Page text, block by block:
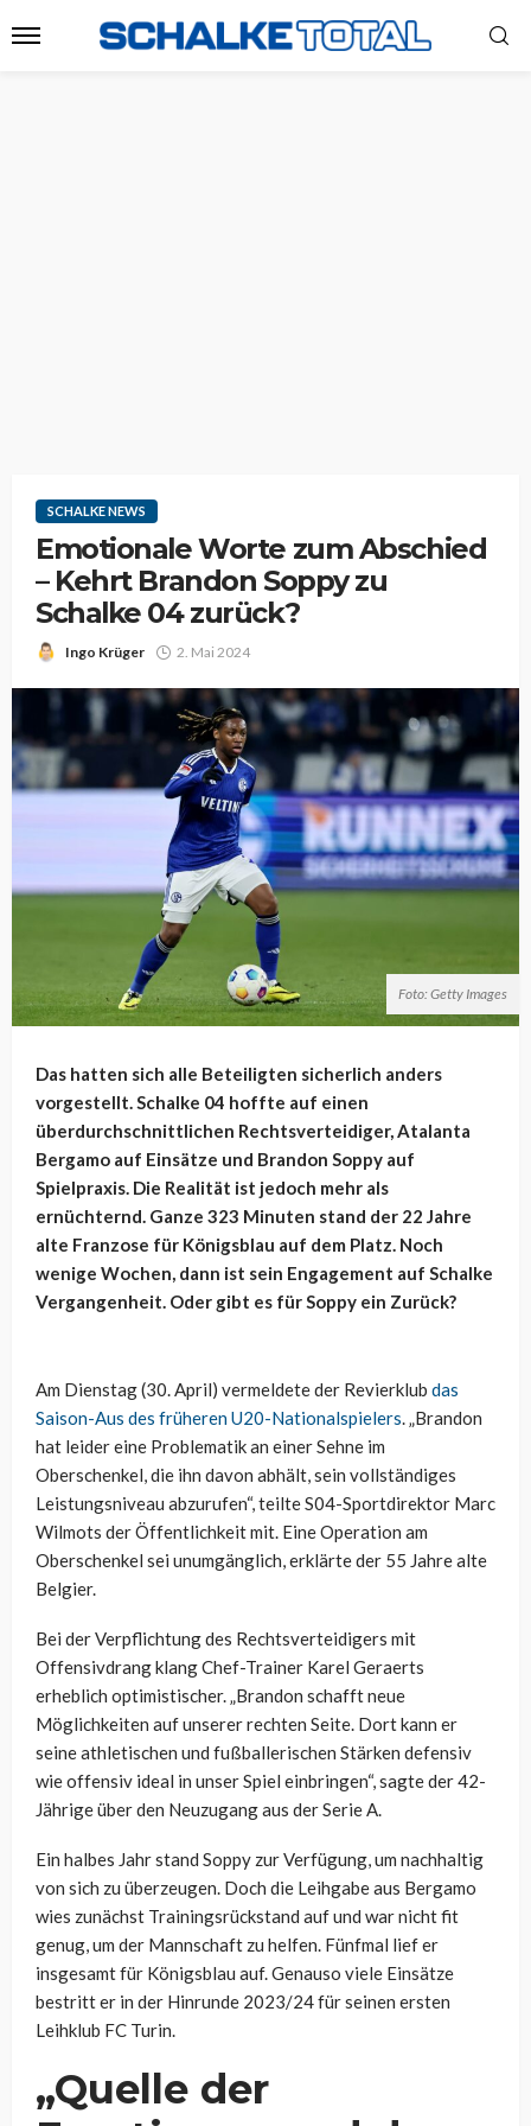
SCHALKE NEWS
Emotionale Worte zum Abschied
– Kehrt Brandon Soppy zu
Schalke 04 zurück?
Ingo Krüger 2. Mai 2024
Foto: Getty Images
Das hatten sich alle Beteiligten sicherlich anders
vorgestellt. Schalke 04 hoffte auf einen
überdurchschnittlichen Rechtsverteidiger, Atalanta
Bergamo auf Einsätze und Brandon Soppy auf
Spielpraxis. Die Realität ist jedoch mehr als
ernüchternd. Ganze 323 Minuten stand der 22 Jahre
alte Franzose für Königsblau auf dem Platz. Noch
wenige Wochen, dann ist sein Engagement auf Schalke
Vergangenheit. Oder gibt es für Soppy ein Zurück?
Am Dienstag (30. April) vermeldete der Revierklub das
Saison-Aus des früheren U20-Nationalspielers. „Brandon
hat leider eine Problematik an einer Sehne im
Oberschenkel, die ihn davon abhält, sein vollständiges
Leistungsniveau abzurufen“, teilte S04-Sportdirektor Marc
Wilmots der Öffentlichkeit mit. Eine Operation am
Oberschenkel sei unumgänglich, erklärte der 55 Jahre alte
Belgier.
Bei der Verpflichtung des Rechtsverteidigers mit
Offensivdrang klang Chef-Trainer Karel Geraerts
erheblich optimistischer. „Brandon schafft neue
Möglichkeiten auf unserer rechten Seite. Dort kann er
seine athletischen und fußballerischen Stärken defensiv
wie offensiv ideal in unser Spiel einbringen“, sagte der 42-
Jährige über den Neuzugang aus der Serie A.
Ein halbes Jahr stand Soppy zur Verfügung, um nachhaltig
von sich zu überzeugen. Doch die Leihgabe aus Bergamo
wies zunächst Trainingsrückstand auf und war nicht fit
genug, um der Mannschaft zu helfen. Fünfmal lief er
insgesamt für Königsblau auf. Genauso viele Einsätze
bestritt er in der Hinrunde 2023/24 für seinen ersten
Leihklub FC Turin.
„Quelle der